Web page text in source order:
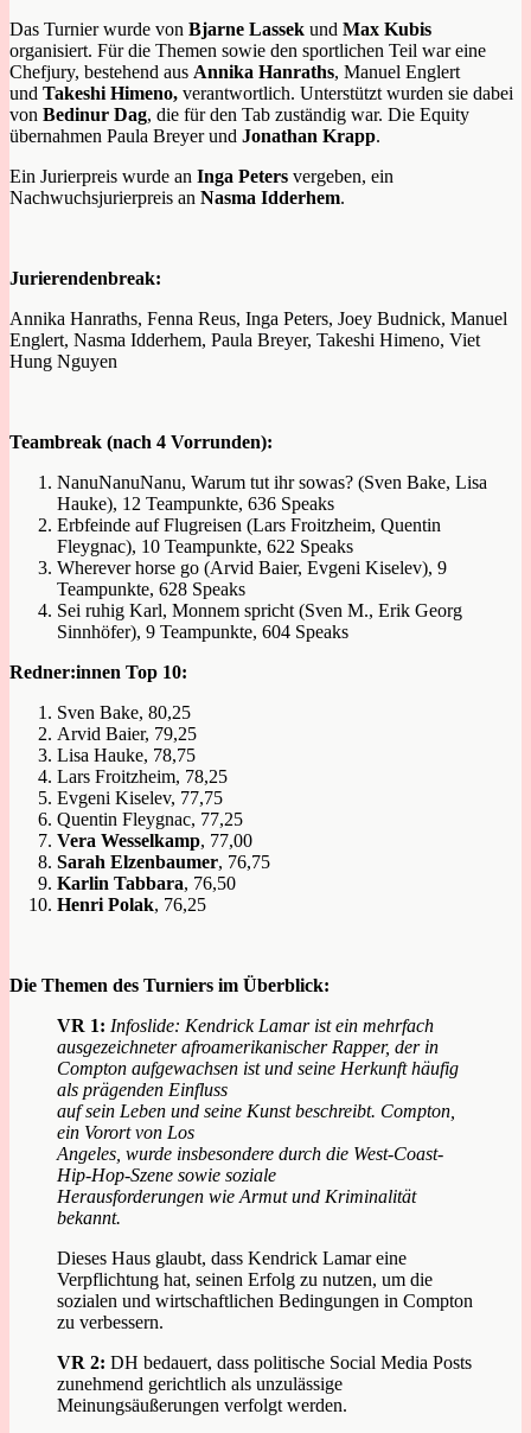
Das Turnier wurde von Bjarne Lassek und Max Kubis
organisiert. Für die Themen sowie den sportlichen Teil war eine
Chefjury, bestehend aus Annika Hanraths, Manuel Englert
und Takeshi Himeno, verantwortlich. Unterstützt wurden sie dabei
von Bedinur Dag, die für den Tab zuständig war. Die Equity
übernahmen Paula Breyer und Jonathan Krapp.
Ein Jurierpreis wurde an Inga Peters vergeben, ein
Nachwuchsjurierpreis an Nasma Idderhem.
Jurierendenbreak:
Annika Hanraths, Fenna Reus, Inga Peters, Joey Budnick, Manuel
Englert, Nasma Idderhem, Paula Breyer, Takeshi Himeno, Viet
Hung Nguyen
Teambreak (nach 4 Vorrunden):
NanuNanuNanu, Warum tut ihr sowas? (Sven Bake, Lisa
Hauke), 12 Teampunkte, 636 Speaks
Erbfeinde auf Flugreisen (Lars Froitzheim, Quentin
Fleygnac), 10 Teampunkte, 622 Speaks
Wherever horse go (Arvid Baier, Evgeni Kiselev), 9
Teampunkte, 628 Speaks
Sei ruhig Karl, Monnem spricht (Sven M., Erik Georg
Sinnhöfer), 9 Teampunkte, 604 Speaks
Redner:innen Top 10:
Sven Bake, 80,25
Arvid Baier, 79,25
Lisa Hauke, 78,75
Lars Froitzheim, 78,25
Evgeni Kiselev, 77,75
Quentin Fleygnac, 77,25
Vera Wesselkamp, 77,00
Sarah Elzenbaumer, 76,75
Karlin Tabbara, 76,50
Henri Polak, 76,25
Die Themen des Turniers im Überblick:
VR 1: Infoslide: Kendrick Lamar ist ein mehrfach
ausgezeichneter afroamerikanischer Rapper, der in
Compton aufgewachsen ist und seine Herkunft häufig
als prägenden Einfluss
auf sein Leben und seine Kunst beschreibt. Compton,
ein Vorort von Los
Angeles, wurde insbesondere durch die West-Coast-
Hip-Hop-Szene sowie soziale
Herausforderungen wie Armut und Kriminalität
bekannt.
Dieses Haus glaubt, dass Kendrick Lamar eine
Verpflichtung hat, seinen Erfolg zu nutzen, um die
sozialen und wirtschaftlichen Bedingungen in Compton
zu verbessern.
VR 2: DH bedauert, dass politische Social Media Posts
zunehmend gerichtlich als unzulässige
Meinungsäußerungen verfolgt werden.